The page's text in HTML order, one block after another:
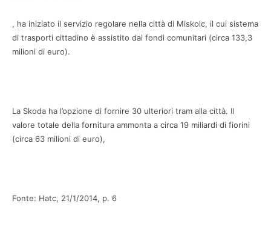
, ha iniziato il servizio regolare nella città di Miskolc, il cui sistema
di trasporti cittadino è assistito dai fondi comunitari (circa 133,3
milioni di euro).
La Skoda ha l’opzione di fornire 30 ulteriori tram alla città. Il
valore totale della fornitura ammonta a circa 19 miliardi di fiorini
(circa 63 milioni di euro),
Fonte: Hatc, 21/1/2014, p. 6